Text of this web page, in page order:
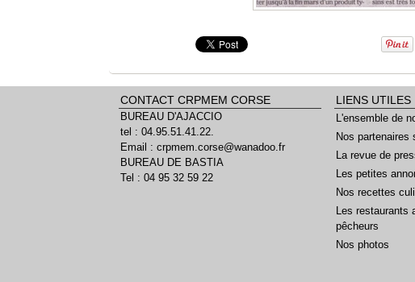
CONTACT CRPMEM CORSE
BUREAU D'AJACCIO
tel : 04.95.51.41.22.
Email : crpmem.corse@wanadoo.fr
BUREAU DE BASTIA
Tel : 04 95 32 59 22
LIENS UTILES
L'ensemble de
Nos partenaires
La revue de
Les petites
Nos recettes
Les restaurants
pêcheurs
Nos photos